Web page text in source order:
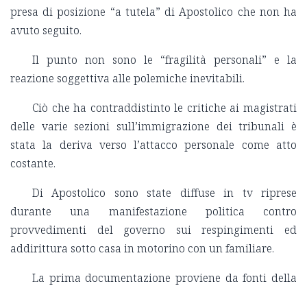
presa di posizione “a tutela” di Apostolico che non ha
avuto seguito.
Il punto non sono le “fragilità personali” e la
reazione soggettiva alle polemiche inevitabili.
Ciò che ha contraddistinto le critiche ai magistrati
delle varie sezioni sull’immigrazione dei tribunali è
stata la deriva verso l’attacco personale come atto
costante.
Di Apostolico sono state diffuse in tv riprese
durante una manifestazione politica contro
provvedimenti del governo sui respingimenti ed
addirittura sotto casa in motorino con un familiare.
La prima documentazione proviene da fonti della